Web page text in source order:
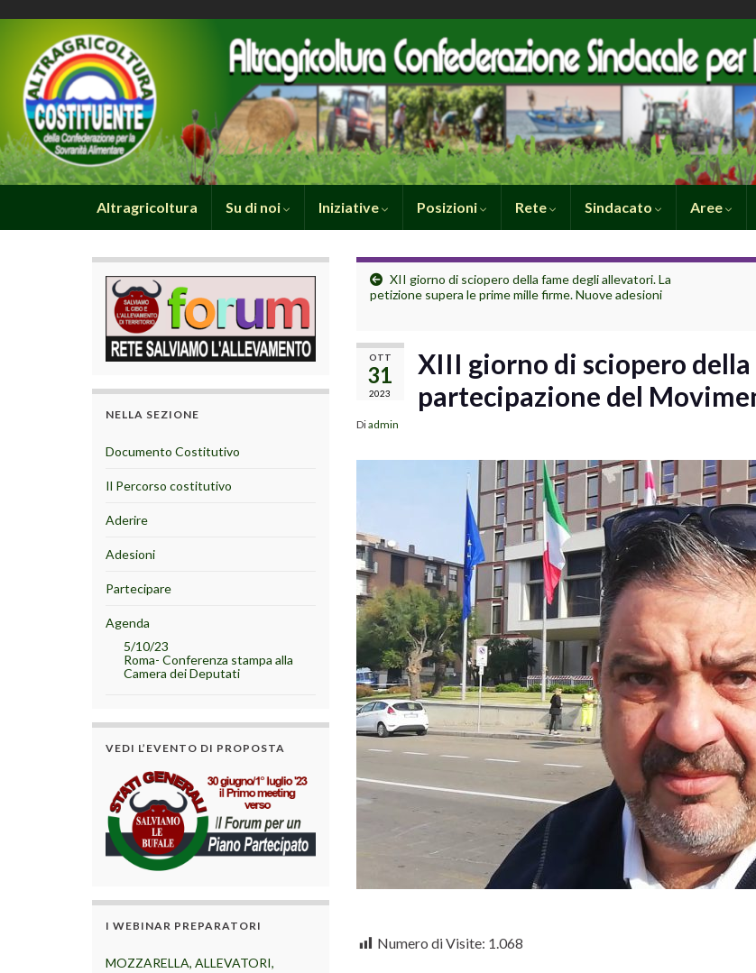
Altragricoltura Su di noi Iniziative Posizioni Rete Sindacato Aree
XII giorno di sciopero della fame degli allevatori. La
petizione supera le prime mille firme. Nuove adesioni
OTT
31
2023
XIII giorno di sciopero
partecipazione del
Diadmin
Numero di Visite: 1.068
NELLA SEZIONE
Documento Costitutivo
Il Percorso costitutivo
Aderire
Adesioni
Partecipare
Agenda
5/10/23
Roma- Conferenza stampa alla
Camera dei Deputati
VEDI L’EVENTO DI PROPOSTA
I WEBINAR PREPARATORI
MOZZARELLA, ALLEVATORI,